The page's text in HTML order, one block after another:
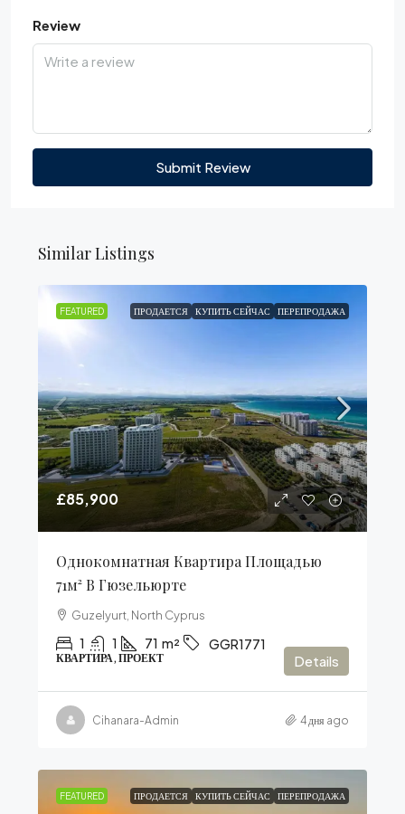
Review
Submit Review
Similar Listings
FEATURED ПРОДАЕТСЯ КУПИТЬ СЕЙЧАС ПЕРЕПРОДАЖА
£85,900
Однокомнатная Квартира Площадью
71м² В Гюзельюрте
Guzelyurt, North Cyprus
1 1 71 m² GGR1771
КВАРТИРА, ПРОЕКТ Details
Cihanara-Admin 4 дня ago
FEATURED ПРОДАЕТСЯ КУПИТЬ СЕЙЧАС ПЕРЕПРОДАЖА